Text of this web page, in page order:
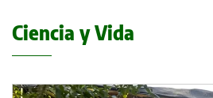
Ciencia y Vida